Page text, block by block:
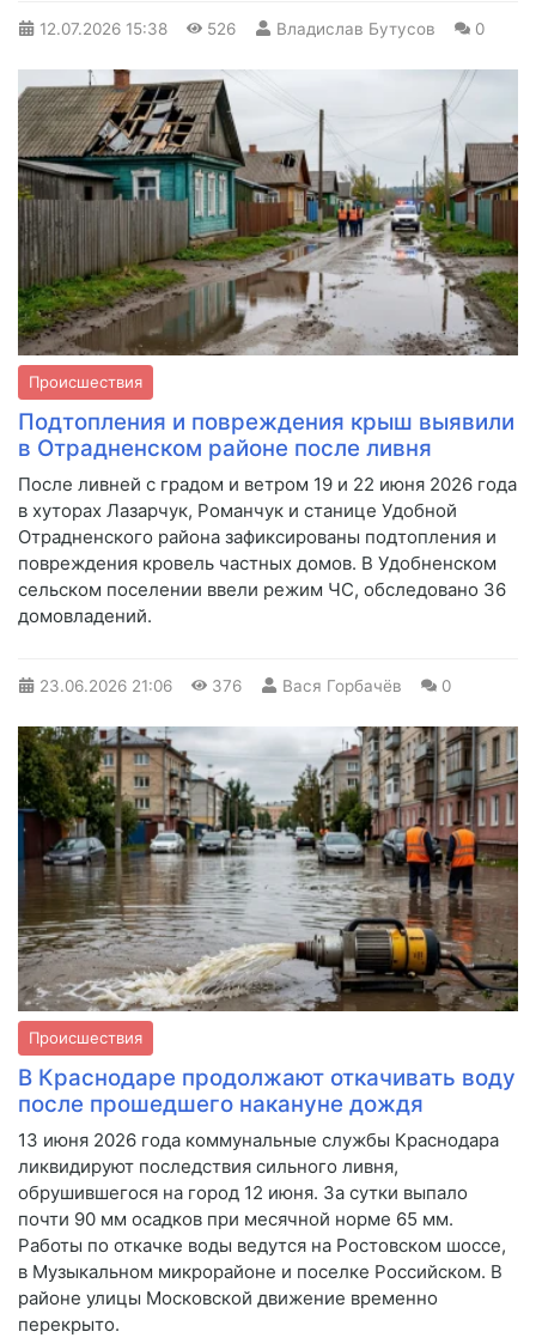
12.07.2026 15:38 526 Владислав Бутусов 0
Происшествия
Подтопления и повреждения крыш выявили
в Отрадненском районе после ливня
После ливней с градом и ветром 19 и 22 июня 2026 года
в хуторах Лазарчук, Романчук и станице Удобной
Отрадненского района зафиксированы подтопления и
повреждения кровель частных домов. В Удобненском
сельском поселении ввели режим ЧС, обследовано 36
домовладений.
23.06.2026 21:06 376 Вася Горбачёв 0
Происшествия
В Краснодаре продолжают откачивать воду
после прошедшего накануне дождя
13 июня 2026 года коммунальные службы Краснодара
ликвидируют последствия сильного ливня,
обрушившегося на город 12 июня. За сутки выпало
почти 90 мм осадков при месячной норме 65 мм.
Работы по откачке воды ведутся на Ростовском шоссе,
в Музыкальном микрорайоне и поселке Российском. В
районе улицы Московской движение временно
перекрыто.